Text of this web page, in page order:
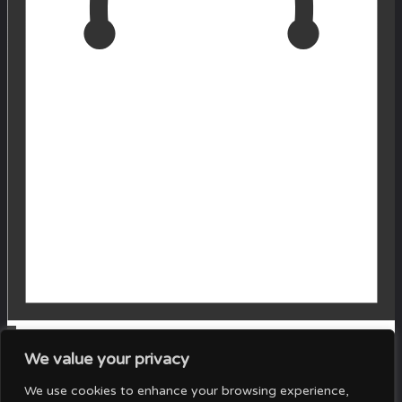
We value your privacy
We use cookies to enhance your browsing experience,
0
Your Cart